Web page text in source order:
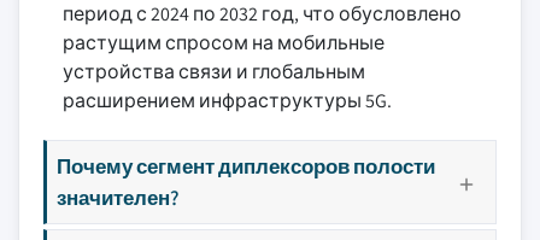
период с 2024 по 2032 год, что обусловлено
растущим спросом на мобильные
устройства связи и глобальным
расширением инфраструктуры 5G.
Почему сегмент диплексоров полости
значителен?